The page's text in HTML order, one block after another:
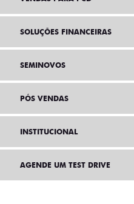
SOLUÇÕES FINANCEIRAS
SEMINOVOS
PÓS VENDAS
INSTITUCIONAL
AGENDE UM TEST DRIVE